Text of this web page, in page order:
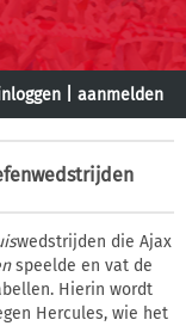
aanmelden
wedstrijden die Ajax
speelde en vat de
Hierin wordt
Hercules, wie het